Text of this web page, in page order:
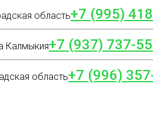
область+7 (995)
Калмыкия+7 (937) 737-
область+7 (996)